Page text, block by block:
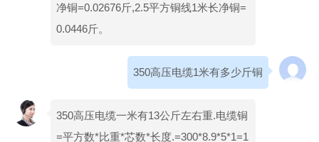
净铜=0.02676斤,2.5平方铜线1米长净铜=
0.0446斤。
350高压电缆1米有多少斤铜
350高压电缆一米有13公斤左右重.电缆铜
=平方数*比重*芯数*长度.=300*8.9*5*1=1